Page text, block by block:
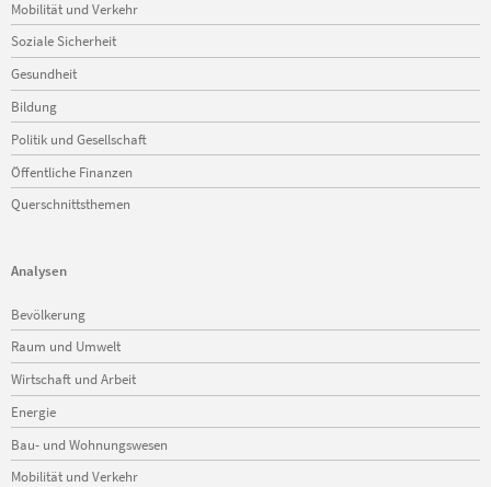
Mobilität und Verkehr
Soziale Sicherheit
Gesundheit
Bildung
Politik und Gesellschaft
Öffentliche Finanzen
Querschnittsthemen
Analysen
überspringen
Bevölkerung
Raum und Umwelt
Wirtschaft und Arbeit
Energie
Bau- und Wohnungswesen
Mobilität und Verkehr